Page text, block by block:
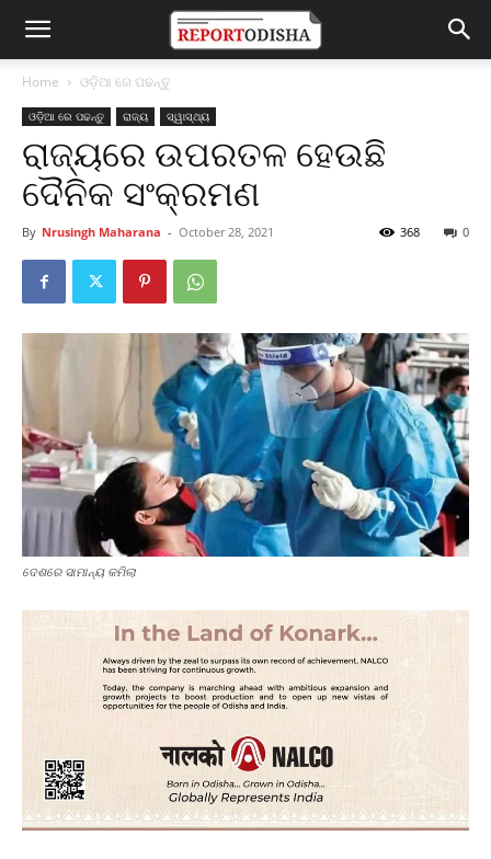
Home ଓଡ଼ିଆ ରେ ପଢନ୍ତୁ
ଓଡ଼ିଆ ରେ ପଢନ୍ତୁ ରାଜ୍ୟ ସ୍ୱାସ୍ଥ୍ୟ
ରାଜ୍ୟରେ ଉପରତଳ ହେଉଛି
ଦୈନିକ ସଂକ୍ରମଣ
By Nrusingh Maharana - October 28, 2021 0
368
ଦେଶରେ ସାମାନ୍ୟ କମିଲା